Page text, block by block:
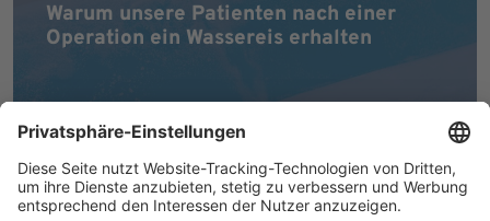
Warum unsere Patienten nach einer
Operation ein Wassereis erhalten